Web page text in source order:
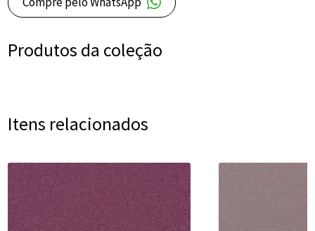
Produtos da coleção
Itens relacionados